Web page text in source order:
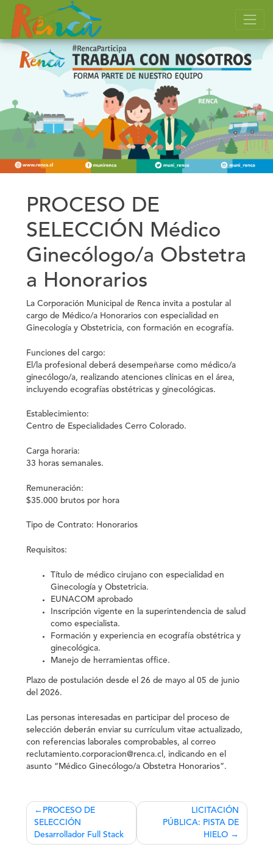
PROCESO DE
SELECCIÓN Médico
Ginecólogo/a Obstetra
a Honorarios
La Corporación Municipal de Renca invita a postular al
cargo de Médico/a Honorarios con especialidad en
Ginecología y Obstetricia, con formación en ecografía.
Funciones del cargo:
El/la profesional deberá desempeñarse como médico/a
ginecólogo/a, realizando atenciones clínicas en el área,
incluyendo ecografías obstétricas y ginecológicas.
Establecimiento:
Centro de Especialidades Cerro Colorado.
Carga horaria:
33 horas semanales.
Remuneración:
$35.000 brutos por hora
Tipo de Contrato: Honorarios
Requisitos:
Título de médico cirujano con especialidad en
Ginecología y Obstetricia.
EUNACOM aprobado
Inscripción vigente en la superintendencia de salud
como especialista.
Formación y experiencia en ecografía obstétrica y
ginecológica.
Manejo de herramientas office.
Plazo de postulación desde el 26 de mayo al 05 de junio
del 2026.
Las personas interesadas en participar del proceso de
selección deberán enviar su currículum vitae actualizado,
con referencias laborales comprobables, al correo
reclutamiento.corporacion@renca.cl, indicando en el
asunto “ Médico Ginecólogo/a Obstetra Honorarios”.
Navegación
de
PROCESO DE
SELECCIÓN
Desarrollador Full Stack
LICITACIÓN
PÚBLICA: PISTA DE
HIELO